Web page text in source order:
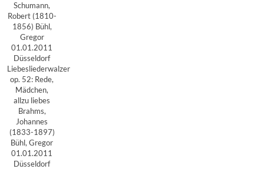
Schumann,
Robert (1810-
1856) Bühl,
Gregor
01.01.2011
Düsseldorf
Liebesliederwalzer
op. 52: Rede,
Mädchen,
allzu liebes
Brahms,
Johannes
(1833-1897)
Bühl, Gregor
01.01.2011
Düsseldorf